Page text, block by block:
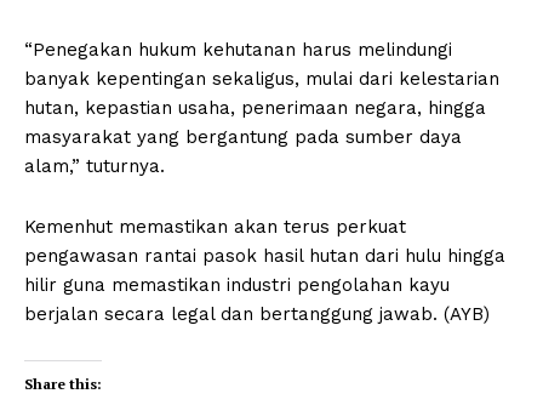
“Penegakan hukum kehutanan harus melindungi
banyak kepentingan sekaligus, mulai dari kelestarian
hutan, kepastian usaha, penerimaan negara, hingga
masyarakat yang bergantung pada sumber daya
alam,” tuturnya.
Kemenhut memastikan akan terus perkuat
pengawasan rantai pasok hasil hutan dari hulu hingga
hilir guna memastikan industri pengolahan kayu
berjalan secara legal dan bertanggung jawab. (AYB)
Share this: